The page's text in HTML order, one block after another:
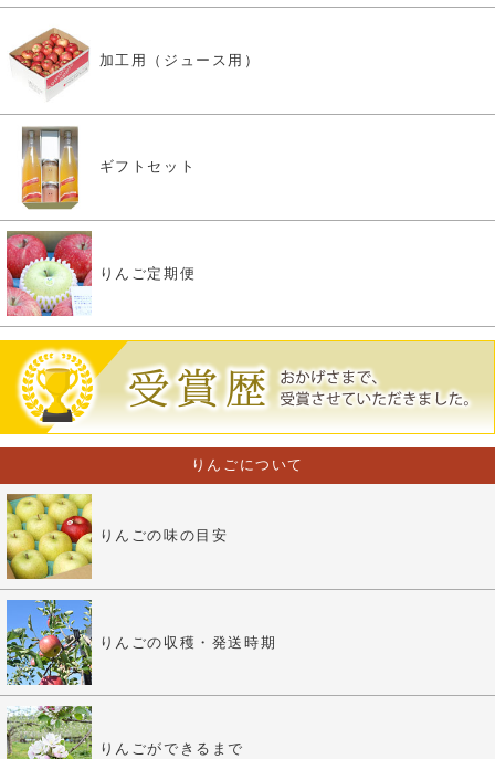
加工用（ジュース用）
ギフトセット
りんご定期便
りんごについて
りんごの味の目安
りんごの収穫・発送時期
りんごができるまで